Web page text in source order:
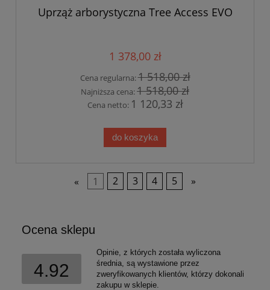
Uprząż arborystyczna Tree Access EVO
1 378,00 zł
Cena regularna:1 518,00 zł
Najniższa cena:1 518,00 zł
Cena netto: 1 120,33 zł
do koszyka
« 1 2 3 4 5 »
Ocena sklepu
4.92
Opinie, z których została wyliczona
średnia, są wystawione przez
zweryfikowanych klientów, którzy dokonali
zakupu w sklepie.